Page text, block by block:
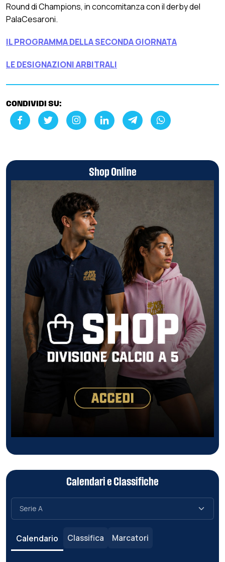
Round di Champions, in concomitanza con il derby del
PalaCesaroni.
IL PROGRAMMA DELLA SECONDA GIORNATA
LE DESIGNAZIONI ARBITRALI
CONDIVIDI SU:
Shop Online
Calendari e Classifiche
Calendario Classifica Marcatori